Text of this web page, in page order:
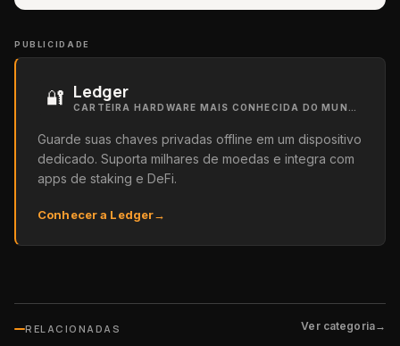
PUBLICIDADE
🔐 Ledger
Guarde suas chaves privadas offline em um dispositivo
dedicado. Suporta milhares de moedas e integra com
apps de staking e DeFi.
Conhecer a Ledger→
RELACIONADAS Ver categoria→